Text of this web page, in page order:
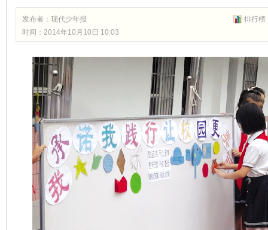
排行榜
发布者： 现代少年报
时间：2014年10月10日 10:03